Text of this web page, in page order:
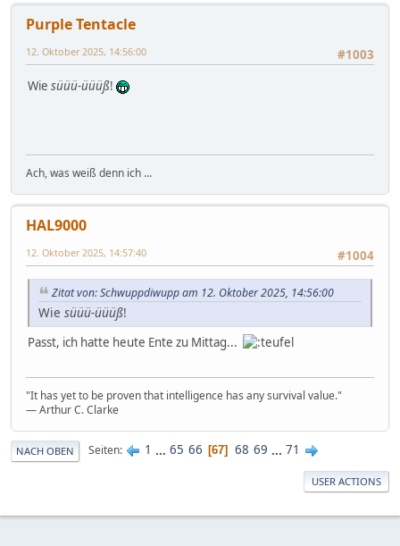
Purple Tentacle
#1003
12. Oktober 2025, 14:56:00
Wie süüü-üüüß!
Ach, was weiß denn ich ...
HAL9000
#1004
12. Oktober 2025, 14:57:40
Zitat von: Schwuppdiwupp am 12. Oktober 2025, 14:56:00
Wie süüü-üüüß!
Passt, ich hatte heute Ente zu Mittag...
"It has yet to be proven that intelligence has any survival value."
― Arthur C. Clarke
NACH OBEN Seiten 1 ... 65 66 67 68 69 ... 71
USER ACTIONS